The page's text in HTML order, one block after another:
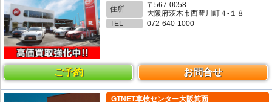
住所
〒567-0058
大阪府茨木市西豊川町４-１８
TEL
072-640-1000
ご予約 お問合せ
GTNET車検センター大阪箕面